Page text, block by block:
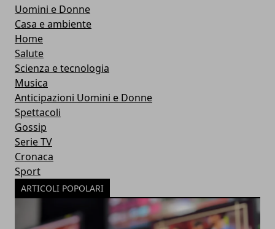
Uomini e Donne
Casa e ambiente
Home
Salute
Scienza e tecnologia
Musica
Anticipazioni Uomini e Donne
Spettacoli
Gossip
Serie TV
Cronaca
Sport
ARTICOLI POPOLARI